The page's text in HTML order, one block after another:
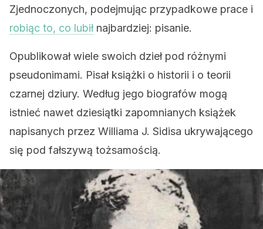
Zjednoczonych, podejmując przypadkowe prace i
robiąc to, co lubiłnajbardziej: pisanie.
Opublikował wiele swoich dzieł pod różnymi
pseudonimami. Pisał książki o historii i o teorii
czarnej dziury. Według jego biografów mogą
istnieć nawet dziesiątki zapomnianych książek
napisanych przez Williama J. Sidisa ukrywającego
się pod fałszywą tożsamością.